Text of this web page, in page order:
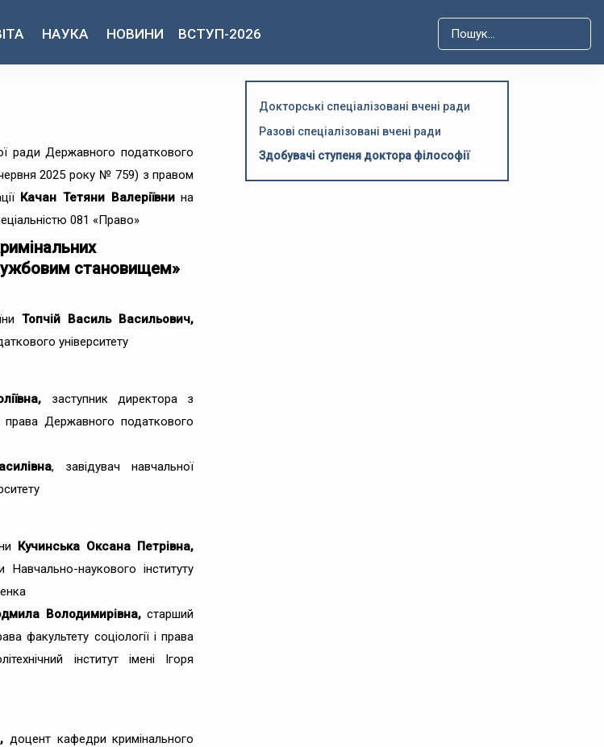
НАУКА НОВИНИ ВСТУП-2026
ради Державного податкового
2025 року № 759) з правом
Качан Тетяни Валеріївнина
081 «Право»
становищем»
Топчій Василь Васильович,
університету
заступник директора з
права Державного податкового
, завідувач навчальної
Кучинська Оксана Петрівна,
наукового інституту
Володимирівна,старший
факультету соціології і права
інститут імені Ігоря
доцент кафедри кримінального
Докторські спеціалізовані вчені ради
Разові спеціалізовані вчені ради
Здобувачі ступеня доктора філософії